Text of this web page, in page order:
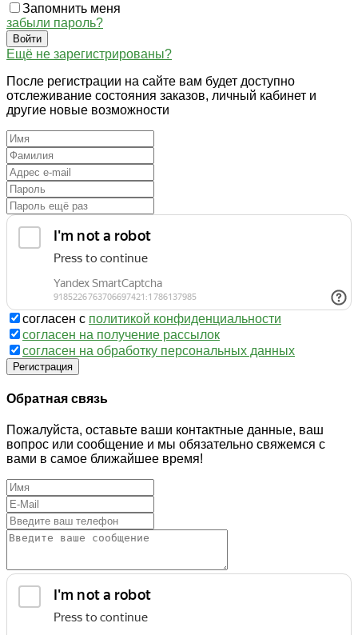
Запомнить меня
забыли пароль?
Войти
Ещё не зарегистрированы?
После регистрации на сайте вам будет доступно
отслеживание состояния заказов, личный кабинет и
другие новые возможности
согласен с политикой конфиденциальности
согласен на получение рассылок
согласен на обработку персональных данных
Регистрация
Обратная связь
Пожалуйста, оставьте ваши контактные данные, ваш
вопрос или сообщение и мы обязательно свяжемся с
вами в самое ближайшее время!